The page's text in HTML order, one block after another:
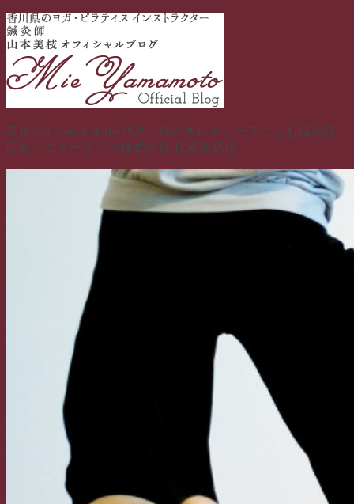
コ
ン
テ
ン
ツ
キ
ッ
プ
高松市d.branch studio代表／柿の木レディースこども鍼灸院
院長／エミーライフ株式会社 代表取締役